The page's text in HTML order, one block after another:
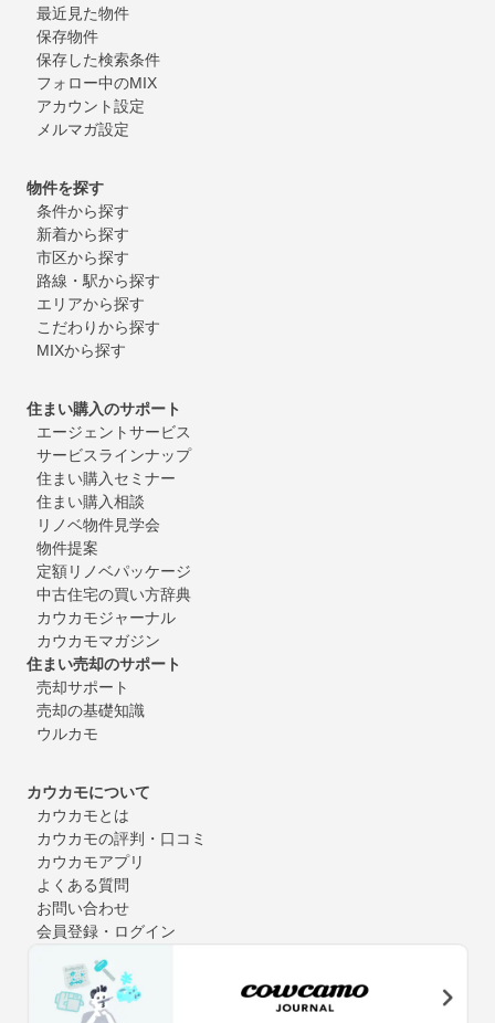
最近見た物件
保存物件
保存した検索条件
フォロー中のMIX
アカウント設定
メルマガ設定
物件を探す
条件から探す
新着から探す
市区から探す
路線・駅から探す
エリアから探す
こだわりから探す
MIXから探す
住まい購入のサポート
エージェントサービス
サービスラインナップ
住まい購入セミナー
住まい購入相談
リノベ物件見学会
物件提案
定額リノベパッケージ
中古住宅の買い方辞典
カウカモジャーナル
カウカモマガジン
住まい売却のサポート
売却サポート
売却の基礎知識
ウルカモ
カウカモについて
カウカモとは
カウカモの評判・口コミ
カウカモアプリ
よくある質問
お問い合わせ
会員登録・ログイン